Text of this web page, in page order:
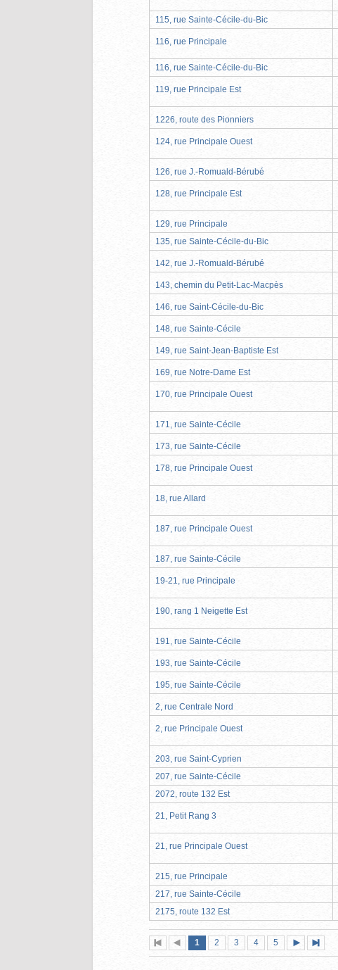
115, rue Sainte-Cécile-du-Bic
116, rue Principale
116, rue Sainte-Cécile-du-Bic
119, rue Principale Est
1226, route des Pionniers
124, rue Principale Ouest
126, rue J.-Romuald-Bérubé
128, rue Principale Est
129, rue Principale
135, rue Sainte-Cécile-du-Bic
142, rue J.-Romuald-Bérubé
143, chemin du Petit-Lac-Macpès
146, rue Saint-Cécile-du-Bic
148, rue Sainte-Cécile
149, rue Saint-Jean-Baptiste Est
169, rue Notre-Dame Est
170, rue Principale Ouest
171, rue Sainte-Cécile
173, rue Sainte-Cécile
178, rue Principale Ouest
18, rue Allard
187, rue Principale Ouest
187, rue Sainte-Cécile
19-21, rue Principale
190, rang 1 Neigette Est
191, rue Sainte-Cécile
193, rue Sainte-Cécile
195, rue Sainte-Cécile
2, rue Centrale Nord
2, rue Principale Ouest
203, rue Saint-Cyprien
207, rue Sainte-Cécile
2072, route 132 Est
21, Petit Rang 3
21, rue Principale Ouest
215, rue Principale
217, rue Sainte-Cécile
2175, route 132 Est
Première
page
Page
précédente
Page
1 (page
actuelle)
Page
2 Page
3 Page
4 Page
5
suivante
page